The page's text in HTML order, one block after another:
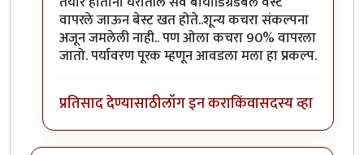
वापरले जाऊन बेस्ट खत होते..शून्य कचरा संकल्पना
अजून जमलेली नाही.. पण ओला कचरा 90% वापरला
जातो. पर्यावरण पूरक म्हणून आवडला मला हा प्रकल्प.
प्रतिसाद देण्यासाठीलॉग इन कराकिंवासदस्य व्हा